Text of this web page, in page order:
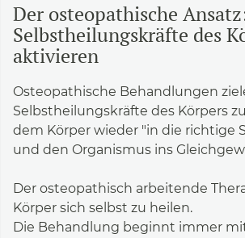
Der osteopathische
Selbstheilungskräfte des
aktivieren
Osteopathische Behandlungen
Selbstheilungskräfte des Körpers
dem Körper wieder "in die richtige
und den Organismus ins
Der osteopathisch arbeitende
Körper sich selbst zu heilen.
Die Behandlung beginnt immer